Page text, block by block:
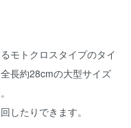
モトクロスタイプのタイ
長約28cmの大型サイズ
したりできます。